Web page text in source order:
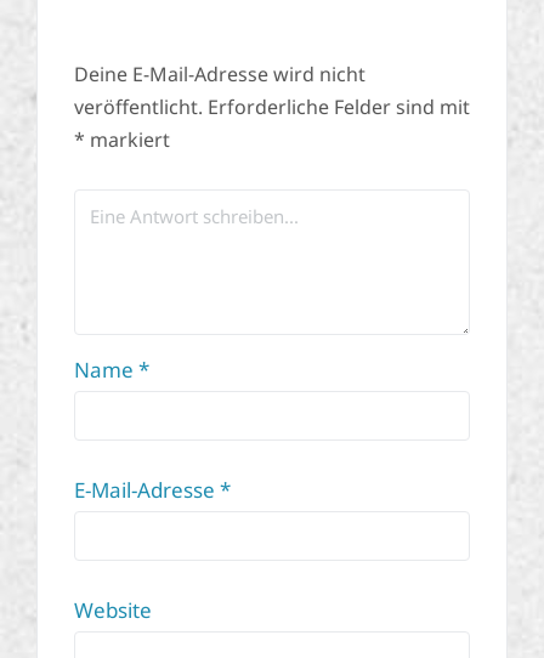
Deine E-Mail-Adresse wird nicht
veröffentlicht. Erforderliche Felder sind mit
* markiert
Name *
E-Mail-Adresse *
Website